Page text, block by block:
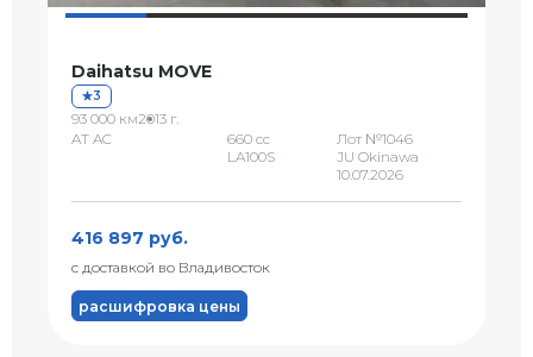
Daihatsu MOVE
3
93 000 км2013 г.
AT AC
660 сс
LA100S
Лот №1046
JU Okinawa
10.07.2026
416 897 руб.
с доставкой во Владивосток
расшифровка цены